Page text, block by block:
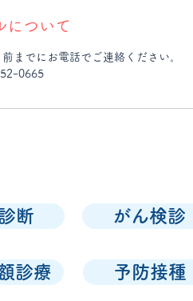
について
までにお電話でご連絡ください。
ｰ0665
断 がん検診
予防接種
診療